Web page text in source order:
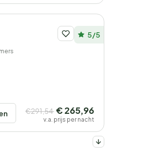
5/5
€291,54 € 265,96
v.a. prijs per nacht